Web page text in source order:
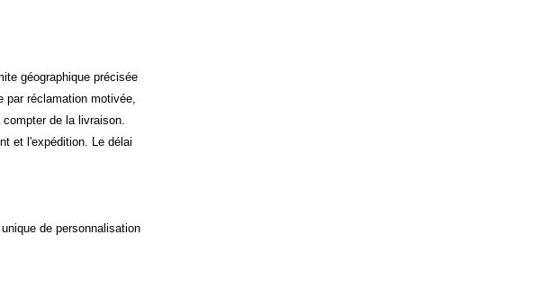
géographique précisée
par réclamation motivée,
de la livraison.
et l'expédition. Le délai
de personnalisation